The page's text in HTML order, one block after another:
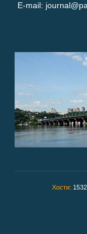
E-mail:
Хости: